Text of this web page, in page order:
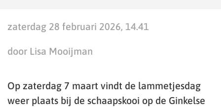
zaterdag 28 februari 2026, 14.41
door Lisa Mooijman
Op zaterdag 7 maart vindt de lammetjesdag
weer plaats bij de schaapskooi op de Ginkelse